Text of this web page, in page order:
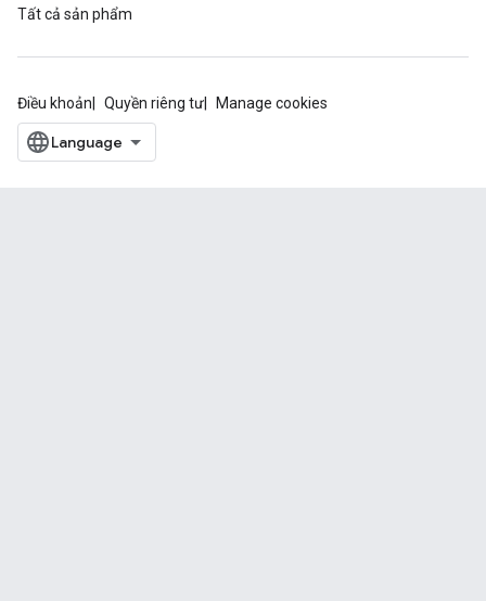
Tất cả sản phẩm
Điều khoản Quyền riêng tư Manage cookies